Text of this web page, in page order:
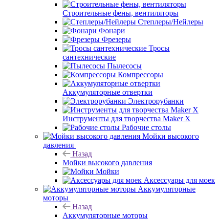
Строительные фены, вентиляторы
Степлеры/Нейлеры
Фонари
Фрезеры
Тросы
сантехнические
Пылесосы
Компрессоры
Аккумуляторные отвертки
Электрорубанки
Инструменты для творчества Maker X
Рабочие столы
Мойки высокого
давления
Назад
Мойки высокого давления
Мойки
Аксессуары для моек
Аккумуляторные
моторы
Назад
Аккумуляторные моторы